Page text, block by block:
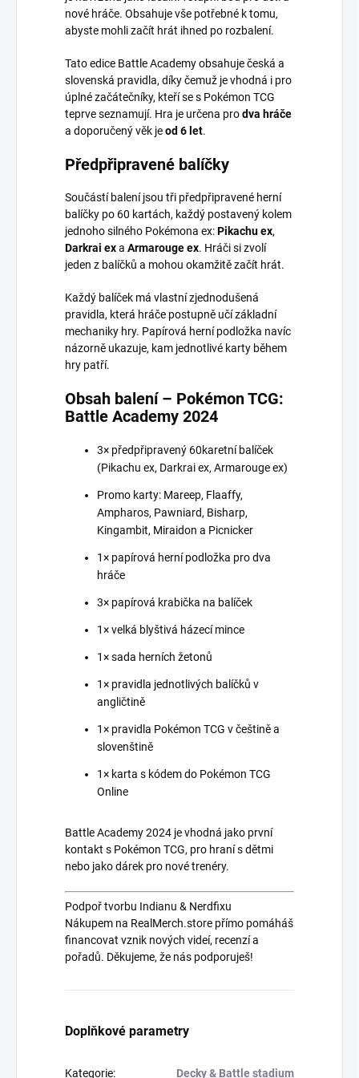
nové hráče. Obsahuje vše potřebné k tomu,
abyste mohli začít hrát ihned po rozbalení.
Tato edice Battle Academy obsahuje česká a
slovenská pravidla, díky čemuž je vhodná i pro
úplné začátečníky, kteří se s Pokémon TCG
teprve seznamují. Hra je určena prodva hráče
a doporučený věk jeod 6 let.
Předpřipravené balíčky
Součástí balení jsou tři předpřipravené herní
balíčky po 60 kartách, každý postavený kolem
jednoho silného Pokémona ex:Pikachu ex,
Darkrai exa Armarouge ex. Hráči si zvolí
jeden z balíčků a mohou okamžitě začít hrát.
Každý balíček má vlastní zjednodušená
pravidla, která hráče postupně učí základní
mechaniky hry. Papírová herní podložka navíc
názorně ukazuje, kam jednotlivé karty během
hry patří.
Obsah balení – Pokémon TCG:
Battle Academy 2024
3× předpřipravený 60karetní balíček
(Pikachu ex, Darkrai ex, Armarouge ex)
Promo karty: Mareep, Flaaffy,
Ampharos, Pawniard, Bisharp,
Kingambit, Miraidon a Picnicker
1× papírová herní podložka pro dva
hráče
3× papírová krabička na balíček
1× velká blyštivá házecí mince
1× sada herních žetonů
1× pravidla jednotlivých balíčků v
angličtině
1× pravidla Pokémon TCG v češtině a
slovenštině
1× karta s kódem do Pokémon TCG
Online
Battle Academy 2024 je vhodná jako první
kontakt s Pokémon TCG, pro hraní s dětmi
nebo jako dárek pro nové trenéry.
Podpoř tvorbu Indianu & Nerdfixu
Nákupem na RealMerch.store přímo pomáháš
financovat vznik nových videí, recenzí a
pořadů. Děkujeme, že nás podporuješ!
Doplňkové parametry
Kategorie: Decky & Battle stadium